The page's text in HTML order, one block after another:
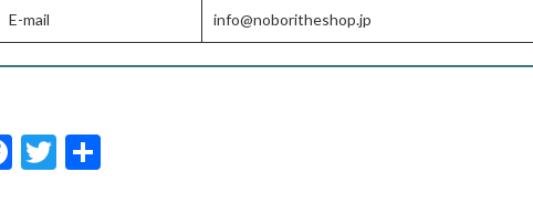
E-mail info@noboritheshop.jp
F
ac
T
w